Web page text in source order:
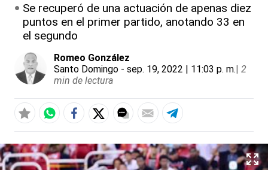
Se recuperó de una actuación de apenas diez
puntos en el primer partido, anotando 33 en
el segundo
Romeo González
Santo Domingo - sep. 19, 2022 | 11:03 p. m.| 2
min de lectura